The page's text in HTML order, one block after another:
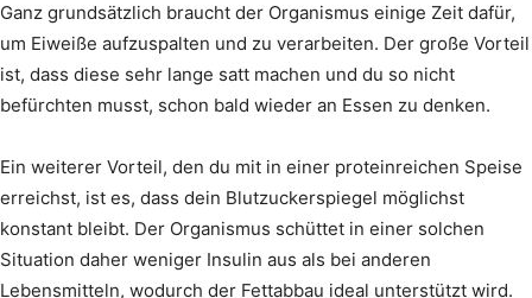
Ganz grundsätzlich braucht der Organismus einige Zeit dafür,
um Eiweiße aufzuspalten und zu verarbeiten. Der große Vorteil
ist, dass diese sehr lange satt machen und du so nicht
befürchten musst, schon bald wieder an Essen zu denken.
Ein weiterer Vorteil, den du mit in einer proteinreichen Speise
erreichst, ist es, dass dein Blutzuckerspiegel möglichst
konstant bleibt. Der Organismus schüttet in einer solchen
Situation daher weniger Insulin aus als bei anderen
Lebensmitteln, wodurch der Fettabbau ideal unterstützt wird.